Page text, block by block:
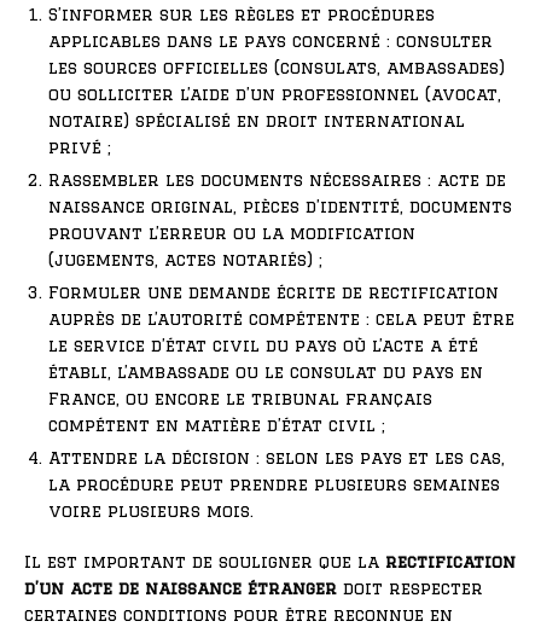
S’informer sur les règles et procédures
applicables dans le pays concerné : consulter
les sources officielles (consulats, ambassades)
ou solliciter l’aide d’un professionnel (avocat,
notaire) spécialisé en droit international
privé ;
Rassembler les documents nécessaires : acte de
naissance original, pièces d’identité, documents
prouvant l’erreur ou la modification
(jugements, actes notariés) ;
Formuler une demande écrite de rectification
auprès de l’autorité compétente : cela peut être
le service d’état civil du pays où l’acte a été
établi, l’ambassade ou le consulat du pays en
France, ou encore le tribunal français
compétent en matière d’état civil ;
Attendre la décision : selon les pays et les cas,
la procédure peut prendre plusieurs semaines
voire plusieurs mois.
Il est important de souligner que la rectification
d’un acte de naissance étranger doit respecter
certaines conditions pour être reconnue en